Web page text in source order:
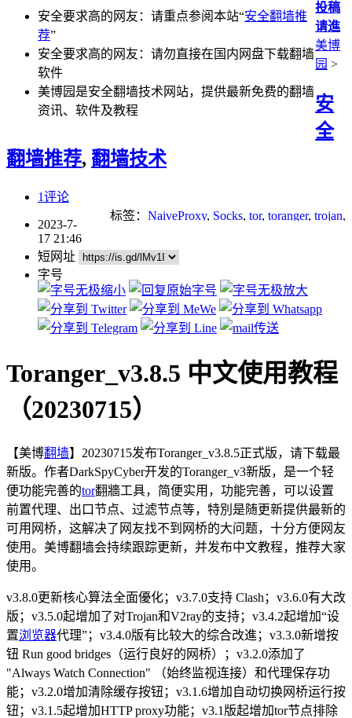
安全要求高的网友：请重点参阅本站“安全翻墙推
荐”
安全要求高的网友：请勿直接在国内网盘下载翻墙
软件
美博园是安全翻墙技术网站，提供最新免费的翻墙
资讯、软件及教程
投稿
请進
美博
园 >
安
全
翻墙推荐, 翻墙技术
1评论
标签： NaiveProxy, Socks, tor, toranger, trojan,
2023-7-
17 21:46
短网址
字号
Toranger_v3.8.5 中文使用教程
（20230715）
【美博翻墙】20230715发布Toranger_v3.8.5正式版，请下载最
新版。作者DarkSpyCyber开发的Toranger_v3新版，是一个轻
便功能完善的tor翻牆工具，简便实用，功能完善，可以设置
前置代理、出口节点、过滤节点等，特別是随更新提供最新的
可用网桥，这解决了网友找不到网桥的大问题，十分方便网友
使用。美博翻墙会持续跟踪更新，并发布中文教程，推荐大家
使用。
v3.8.0更新核心算法全面優化；v3.7.0支持 Clash；v3.6.0有大改
版；v3.5.0起增加了对Trojan和V2ray的支持；v3.4.2起增加“设
置浏览器代理”；v3.4.0版有比较大的综合改進；v3.3.0新增按
钮 Run good bridges（运行良好的网桥）；v3.2.0添加了
"Always Watch Connection" （始终监视连接）和代理保存功
能；v3.2.0增加清除缓存按钮；v3.1.6增加自动切换网桥运行按
钮；v3.1.5起增加HTTP proxy功能；v3.1版起增加tor节点排除